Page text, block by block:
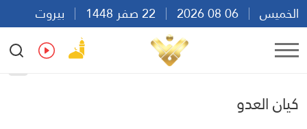
الخميس
بيروت
15:31
Ar
كيان العدو